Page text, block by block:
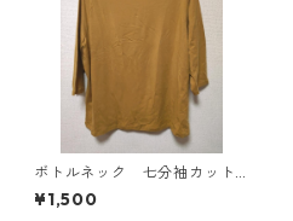
ボトルネック 七分袖カット
ソー ４Ｌ マスタード KA
E-4816
¥1,500